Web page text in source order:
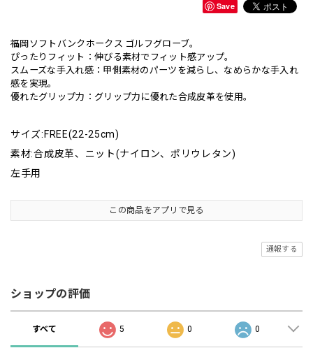
Save
福岡ソフトバンクホークス ゴルフグローブ。
ぴったりフィット：伸びる素材でフィット感アップ。
スムーズな手入れ感：甲側素材のパーツを減らし、なめらかな手入れ
感を実現。
優れたグリップ力：グリップ力に優れた合成皮革を使用。
サイズ:FREE(22-25cm)
素材:合成皮革、ニット(ナイロン、ポリウレタン)
左手用
この商品をアプリで見る
通報する
ショップの評価
すべて 5 0 0